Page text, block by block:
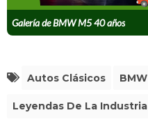
Galería de BMW M5 40 años
Autos Clásicos BMW
Leyendas De La Industria